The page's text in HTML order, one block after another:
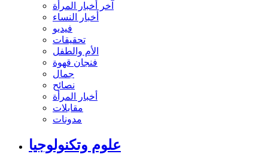
آخر أخبار المرأة
أخبار النساء
فيديو
تحقيقات
الأم والطفل
فنجان قهوة
جمال
نصائح
أخبار المرأة
مقابلات
مدونات
علوم وتكنولوجيا